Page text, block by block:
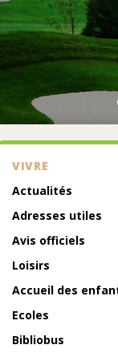
VIVRE
Actualités
Adresses utiles
Avis officiels
Loisirs
Accueil des
Ecoles
Bibliobus